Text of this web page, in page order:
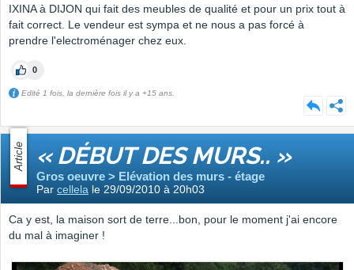
IXINA à DIJON qui fait des meubles de qualité et pour un prix tout à
fait correct. Le vendeur est sympa et ne nous a pas forcé à
prendre l'electroménager chez eux.
0
Edité 1 fois, la dernière fois il y a +15 ans.
Article « DÉBUT DES MURS.. »
Gros oeuvre > Elévation des murs - étage
Par cellela le 29/09/2010 à 20h03
Ca y est, la maison sort de terre...bon, pour le moment j'ai encore
du mal à imaginer !